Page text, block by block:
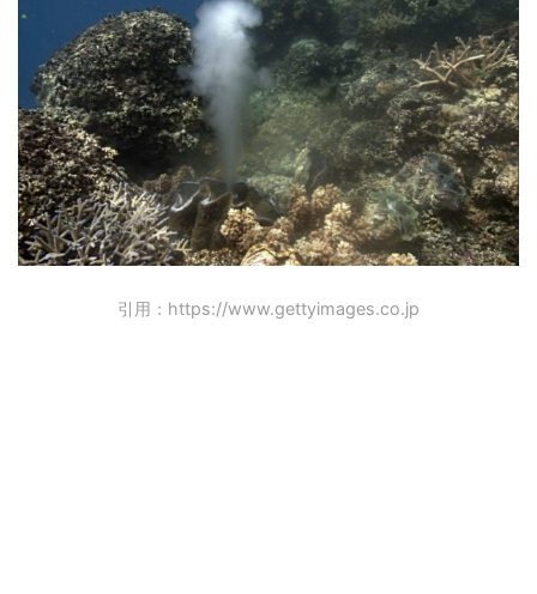
引用：https://www.gettyimages.co.jp